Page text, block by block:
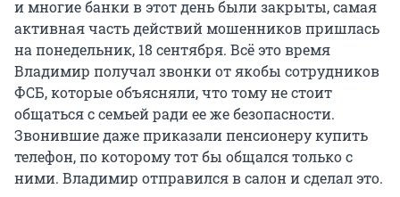
и многие банки в этот день были закрыты, самая
активная часть действий мошенников пришлась
на понедельник, 18 сентября. Всё это время
Владимир получал звонки от якобы сотрудников
ФСБ, которые объясняли, что тому не стоит
общаться с семьей ради ее же безопасности.
Звонившие даже приказали пенсионеру купить
телефон, по которому тот бы общался только с
ними. Владимир отправился в салон и сделал это.